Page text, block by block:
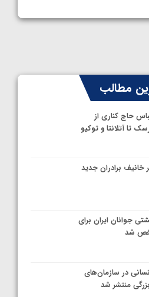
مطالب
حاج کناری از
تا آتلانتا و توکیو
برادران جدید
جوانان ایران برای
شد
در سازمان‌های
منتشر شد